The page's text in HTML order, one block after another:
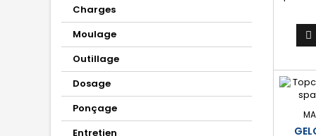
Charges
Moulage
Outillage
Dosage
Ponçage
Entretien
car,
lisse,
